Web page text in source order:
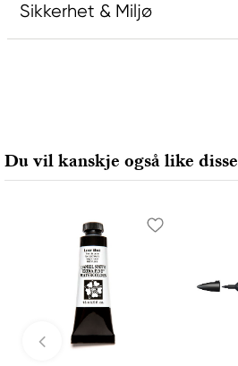
Sikkerhet & Miljø
37586 Dassel, Germany
info@jhcon.de
Du vil kanskje også like disse